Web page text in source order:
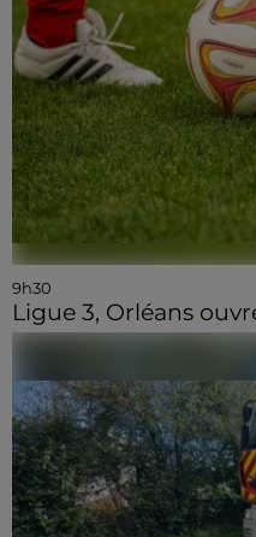
9h30
Ligue 3, Orléans